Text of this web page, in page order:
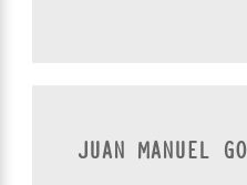
JUAN MANUEL